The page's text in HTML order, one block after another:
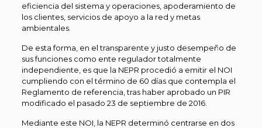
eficiencia del sistema y operaciones, apoderamiento de
los clientes, servicios de apoyo a la red y metas
ambientales.
De esta forma, en el transparente y justo desempeño de
sus funciones como ente regulador totalmente
independiente, es que la NEPR procedió a emitir el NOI
cumpliendo con el término de 60 días que contempla el
Reglamento de referencia, tras haber aprobado un PIR
modificado el pasado 23 de septiembre de 2016.
Mediante este NOI, la NEPR determinó centrarse en dos